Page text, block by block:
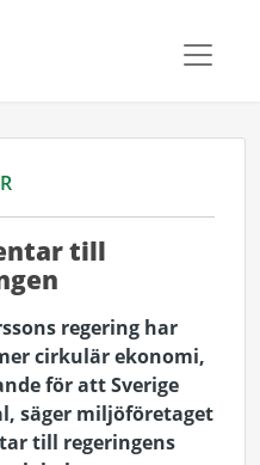
till
regering har
cirkulär ekonomi,
för att Sverige
säger miljöföretaget
till regeringens